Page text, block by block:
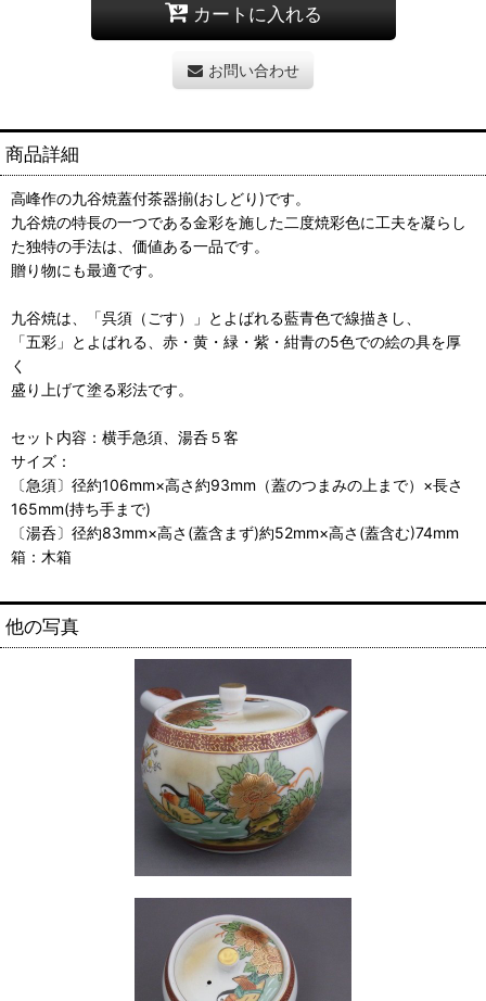
カートに入れる
お問い合わせ
商品詳細
高峰作の九谷焼蓋付茶器揃(おしどり)です。
九谷焼の特長の一つである金彩を施した二度焼彩色に工夫を凝らし
た独特の手法は、価値ある一品です。
贈り物にも最適です。
九谷焼は、「呉須（ごす）」とよばれる藍青色で線描きし、
「五彩」とよばれる、赤・黄・緑・紫・紺青の5色での絵の具を厚
く
盛り上げて塗る彩法です。
セット内容：横手急須、湯呑５客
サイズ：
〔急須〕径約106mm×高さ約93mm（蓋のつまみの上まで）×長さ
165mm(持ち手まで)
〔湯呑〕径約83mm×高さ(蓋含まず)約52mm×高さ(蓋含む)74mm
箱：木箱
他の写真